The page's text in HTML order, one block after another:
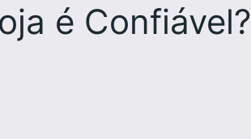
é Confiável?